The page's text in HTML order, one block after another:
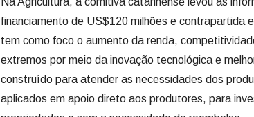
financiamento de US$120 milhões e contrapartida
tem como foco o aumento da renda,
extremos por meio da inovação tecnológica e
construído para atender as necessidades dos
aplicados em apoio direto aos produtores, para